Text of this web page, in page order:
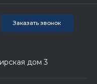
Заказать звонок
дом 3